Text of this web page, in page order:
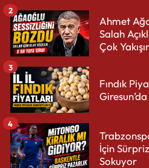
Ahmet
Salah
Çok Yakışır
2
Fındık
3
İçin
Sokuyor
4